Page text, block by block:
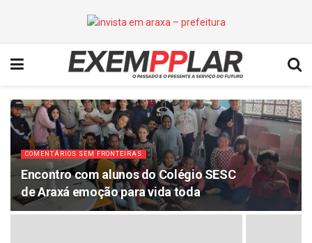
COMENTÁRIOS SEM FRONTEIRAS
Encontro com alunos do Colégio SESC
de Araxá emoção para vida toda